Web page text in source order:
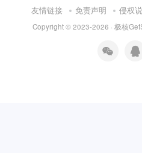
友情链接 免责声明 侵权
Copyright © 2023-2026 · 极核